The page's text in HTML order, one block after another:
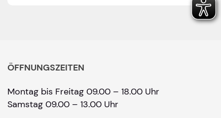
ÖFFNUNGSZEITEN
Montag bis Freitag 09.00 – 18.00 Uhr
Samstag 09.00 – 13.00 Uhr